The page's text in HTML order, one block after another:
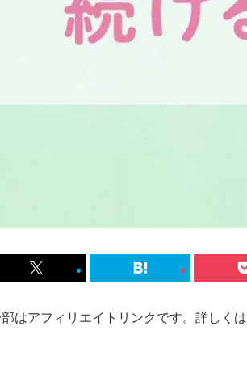
はアフィリエイトリンクです。詳しくは